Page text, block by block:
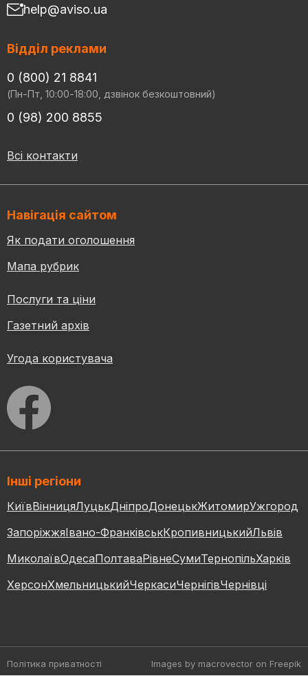
help@aviso.ua
Відділ реклами
0 (800) 21 8841
(Пн-Пт, 10:00-18:00, дзвінок безкоштовний)
0 (98) 200 8855
Всі контакти
Навігація сайтом
Як подати оголошення
Мапа рубрик
Послуги та ціни
Газетний архів
Угода користувача
Інші регіони
КиївВінницяЛуцькДніпроДонецькЖитомирУжгород
ЗапоріжжяІвано-ФранківськКропивницькийЛьвів
МиколаївОдесаПолтаваРівнеСумиТернопільХарків
ХерсонХмельницькийЧеркасиЧернігівЧернівці
Політика приватності Images by macrovector on Freepik